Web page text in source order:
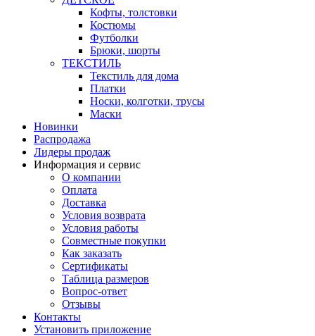
Кофты, толстовки
Костюмы
Футболки
Брюки, шорты
ТЕКСТИЛЬ
Текстиль для дома
Платки
Носки, колготки, трусы
Маски
Новинки
Распродажа
Лидеры продаж
Информация и сервис
О компании
Оплата
Доставка
Условия возврата
Условия работы
Совместные покупки
Как заказать
Сертификаты
Таблица размеров
Вопрос-ответ
Отзывы
Контакты
Установить приложение